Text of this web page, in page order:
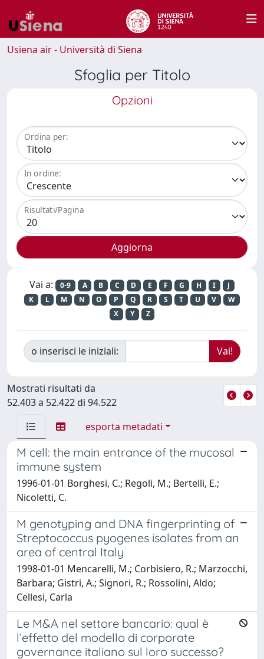
Usiena air - Università di Siena
Sfoglia per Titolo
Opzioni
Ordina per:
In ordine:
Risultati/Pagina
Vai a: 0-9 A B C D E F G H I
J
K
L M N O P Q R S T U V
W
X
Y Z
o inserisci le iniziali:
Mostrati risultati da
52.403 a 52.422 di 94.522
esporta metadati
M cell: the main entrance of the mucosal
immune system
1996-01-01 Borghesi, C.; Regoli, M.; Bertelli, E.;
Nicoletti, C.
M genotyping and DNA fingerprinting of
Streptococcus pyogenes isolates from an
area of central Italy
1998-01-01 Mencarelli, M.; Corbisiero, R.; Marzocchi,
Barbara; Gistri, A.; Signori, R.; Rossolini, Aldo;
Cellesi, Carla
Le M&A nel settore bancario: qual è
l’effetto del modello di corporate
governance italiano sul loro successo?